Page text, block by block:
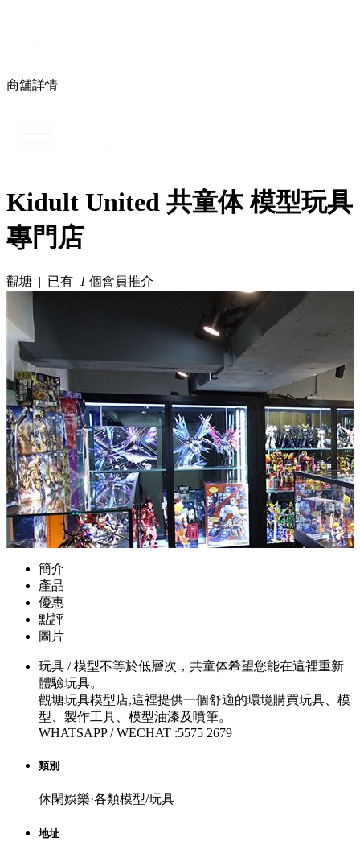
商舖詳情
Kidult United 共童体 模型玩具
專門店
觀塘 | 已有 1 個會員推介
簡介
產品
優惠
點評
圖片
玩具 / 模型不等於低層次，共童体希望您能在這裡重新
體驗玩具。
觀塘玩具模型店,這裡提供一個舒適的環境購買玩具、模
型、製作工具、模型油漆及噴筆。
WHATSAPP / WECHAT :5575 2679
類別
休閑娛樂·各類模型/玩具
地址